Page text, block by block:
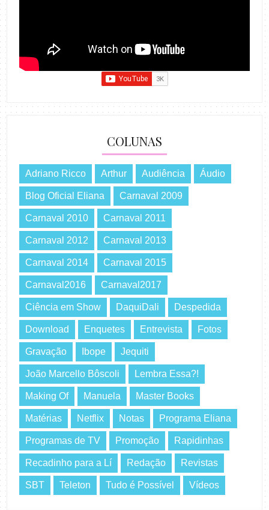
COLUNAS
Adriano Ricco Arthur Audiência Áudio
Blog Oficial Eliana Carnaval 2009
Carnaval 2010 Carnaval 2011
Carnaval 2012 Carnaval 2013
Carnaval 2014 Carnaval 2015
Carnaval2016 Carnaval2017
Ciência em Show DaquiDali Despedida
Download Enquetes Entrevista Fotos
Gravação Ibope Jequiti
João Marcello Bôscoli Lembra Essa?!
Making Of Manuela Master Books
Matérias Netflix Notas Programa Eliana
Programas de TV Promoção Rapidinhas
Recadinho para a Lí Redação Revistas
SBT Teleton Tudo é Possível Vídeos